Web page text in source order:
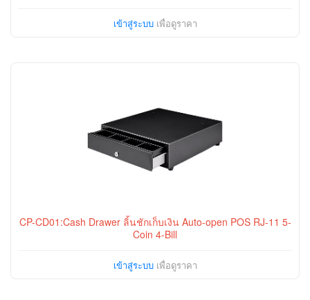
เข้าสู่ระบบเพื่อดูราคา
CP-CD01:Cash Drawer ลิ้นชักเก็บเงิน Auto-open POS RJ-11 5-
Coin 4-Bill
เข้าสู่ระบบเพื่อดูราคา